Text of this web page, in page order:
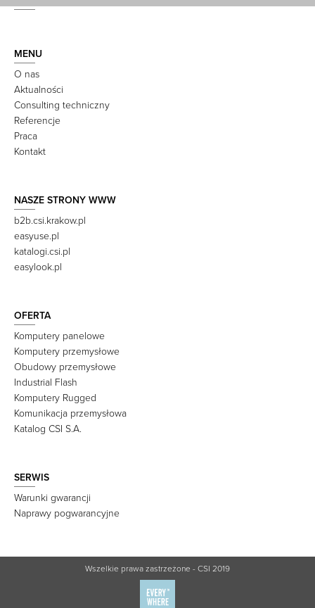
MENU
O nas
Aktualności
Consulting techniczny
Referencje
Praca
Kontakt
NASZE STRONY WWW
b2b.csi.krakow.pl
easyuse.pl
katalogi.csi.pl
easylook.pl
OFERTA
Komputery panelowe
Komputery przemysłowe
Obudowy przemysłowe
Industrial Flash
Komputery Rugged
Komunikacja przemysłowa
Katalog CSI S.A.
SERWIS
Warunki gwarancji
Naprawy pogwarancyjne
Wszelkie prawa zastrzeżone - CSI 2019